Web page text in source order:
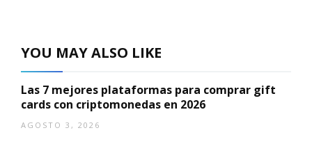
YOU MAY ALSO LIKE
Las 7 mejores plataformas para comprar gift
cards con criptomonedas en 2026
AGOSTO 3, 2026